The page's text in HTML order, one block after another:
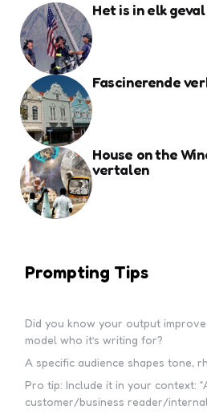
Het is in elk
Fascinerende
House on the
vertalen
Prompting Tips
Did you know your output
model who it’s writing for?
A specific audience shapes tone,
Pro tip: Include it in your context:
customer/business reader/